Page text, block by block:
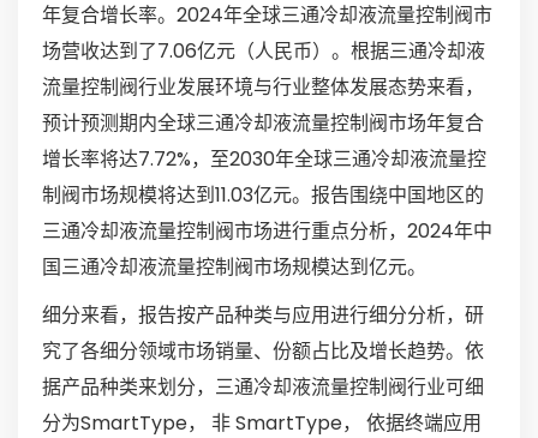
年复合增长率。2024年全球三通冷却液流量控制阀市
场营收达到了7.06亿元（人民币）。根据三通冷却液
流量控制阀行业发展环境与行业整体发展态势来看，
预计预测期内全球三通冷却液流量控制阀市场年复合
增长率将达7.72%，至2030年全球三通冷却液流量控
制阀市场规模将达到11.03亿元。报告围绕中国地区的
三通冷却液流量控制阀市场进行重点分析，2024年中
国三通冷却液流量控制阀市场规模达到亿元。
细分来看，报告按产品种类与应用进行细分分析，研
究了各细分领域市场销量、份额占比及增长趋势。依
据产品种类来划分，三通冷却液流量控制阀行业可细
分为SmartType， 非 SmartType， 依据终端应用